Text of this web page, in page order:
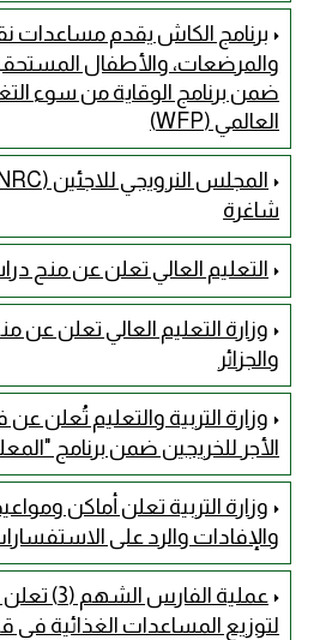
برنامج الكاش يقدم مساعدات
والمرضعات، والأطفال
ضمن برنامج الوقاية من سوء
العالمي (WFP)
شاغرة
التعليم العالي تعلن عن منح
وزارة التعليم العالي تعلن
والجزائر
وزارة التربية والتعليم
الأجر للخريجين ضمن برنامج
وزارة التربية تعلن أماكن
والإفادات والرد على
عملية
لتوزيع المساعدات الغذائية في